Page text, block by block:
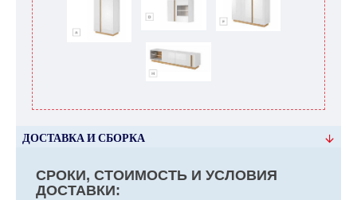
ДОСТАВКА И СБОРКА
СРОКИ, СТОИМОСТЬ И УСЛОВИЯ
ДОСТАВКИ: